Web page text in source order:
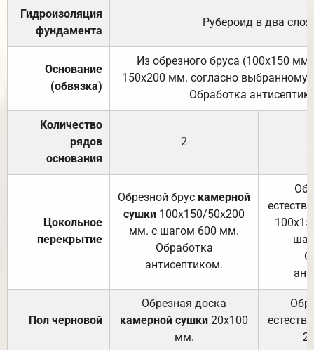
Гидроизоляция
фундамента
Рубероид в два слоя.
Основание
(обвязка)
Из обрезного бруса (100х150
150х200 мм. согласно выбранному
Обработка
Количество
рядов
основания
2
Цокольное
перекрытие
Обрезной брус камерной
сушки 100х150/50х200
мм. с шагом 600 мм.
Обработка
антисептиком.
Пол черновой
Обрезная доска
камерной сушки 20х100
мм.